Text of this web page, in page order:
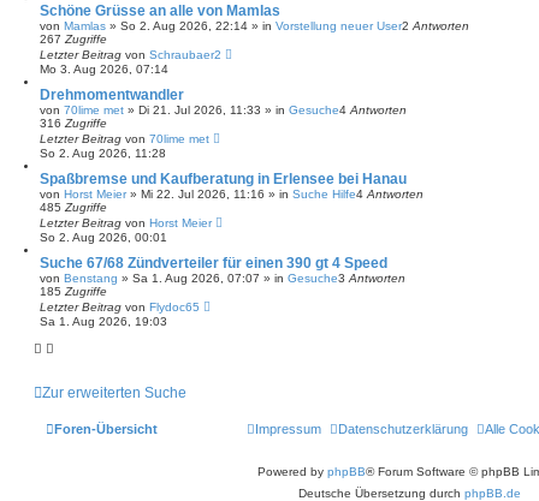
Schöne Grüsse an alle von Mamlas
von Mamlas » So 2. Aug 2026, 22:14 » in Vorstellung neuer User2 Antworten
267 Zugriffe
Letzter Beitrag von Schraubaer2
Mo 3. Aug 2026, 07:14
Drehmomentwandler
von 70lime met » Di 21. Jul 2026, 11:33 » in Gesuche4 Antworten
316 Zugriffe
Letzter Beitrag von 70lime met
So 2. Aug 2026, 11:28
Spaßbremse und Kaufberatung in Erlensee bei Hanau
von Horst Meier» Mi 22. Jul 2026, 11:16 » in Suche Hilfe4 Antworten
485 Zugriffe
Letzter Beitrag von Horst Meier
So 2. Aug 2026, 00:01
Suche 67/68 Zündverteiler für einen 390 gt 4 Speed
von Benstang » Sa 1. Aug 2026, 07:07 » in Gesuche3 Antworten
185 Zugriffe
Letzter Beitrag von Flydoc65
Sa 1. Aug 2026, 19:03
Zur erweiterten Suche
Foren-Übersicht Alle
Datenschutzerklärung
Impressum
Powered by phpBB® Forum Software © phpBB
Deutsche Übersetzung durch phpBB.de